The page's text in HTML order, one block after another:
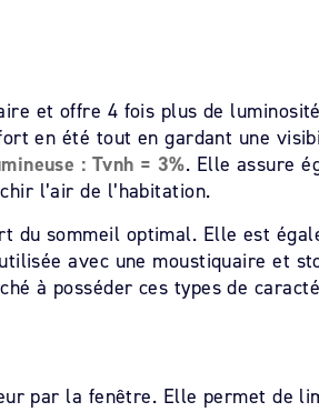
et offre 4 fois plus de
en été tout en gardant une
: Tvnh = 3%. Elle assure
l’air de l’habitation.
du sommeil optimal. Elle est
avec une moustiquaire et
à posséder ces types de
par la fenêtre. Elle permet de